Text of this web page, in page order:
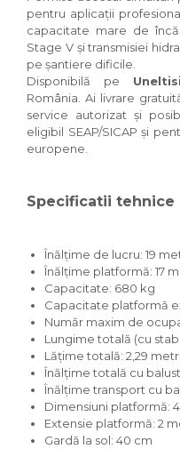
pentru aplicații
capacitate mare de
Stage V și transmisiei
pe șantiere dificile.
Disponibilă pe
România. Ai livrare
service autorizat și
eligibil SEAP/SICAP și
europene.
Specificatii tehnice
Înălțime de lucru: 19
Înălțime platformă: 17
Capacitate: 680 kg
Capacitate platformă
Număr maxim de
Lungime totală (cu
Lățime totală: 2,29
Înălțime totală cu
Înălțime transport cu
Dimensiuni platformă:
Extensie platformă: 2
Gardă la sol: 40 cm